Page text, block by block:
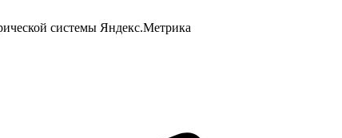
системы Яндекс.Метрика